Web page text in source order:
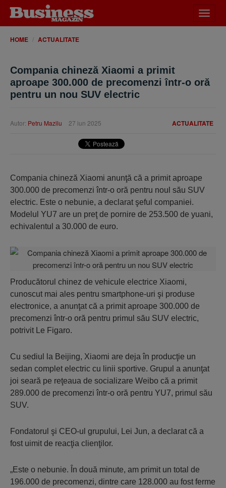
meniu
HOME ACTUALITATE
Compania chineză Xiaomi a primit
aproape 300.000 de precomenzi într-o oră
pentru un nou SUV electric
ACTUALITATE
Autor: Petru Mazilu 27 iun 2025
Compania chineză Xiaomi anunţă că a primit aproape
300.000 de precomenzi într-o oră pentru noul său SUV
electric. Este o nebunie, a declarat şeful companiei.
Modelul YU7 are un preţ de pornire de 253.500 de yuani,
echivalentul a 30.000 de euro.
Producătorul chinez de vehicule electrice Xiaomi,
cunoscut mai ales pentru smartphone-uri şi produse
electronice, a anunţat că a primit aproape 300.000 de
precomenzi într-o oră pentru primul său SUV electric,
potrivit Le Figaro.
Cu sediul la Beijing, Xiaomi are deja în producţie un
sedan complet electric cu linii sportive. Grupul a anunţat
joi seară pe reţeaua de socializare Weibo că a primit
289.000 de precomenzi într-o oră pentru YU7, primul său
SUV.
Fondatorul şi CEO-ul grupului, Lei Jun, a declarat că a
fost uimit de reacţia clienţilor.
„Este o nebunie. În două minute, am primit un total de
196.000 de precomenzi, dintre care 128.000 au fost ferme